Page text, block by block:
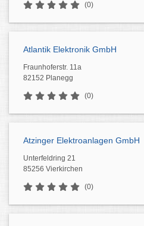
(0)
Atlantik Elektronik GmbH
Fraunhoferstr. 11a
82152 Planegg
(0)
Atzinger Elektroanlagen GmbH
Unterfeldring 21
85256 Vierkirchen
(0)